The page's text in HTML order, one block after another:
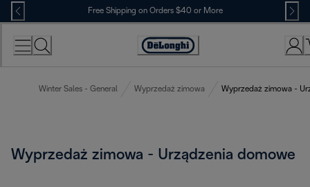
Skip
to
Content
Free Shipping on Orders $40 or More
Accessibility
Winter Sales - General Wyprzedaż zimowa Wyprzedaż zimowa -
Wyprzedaż zimowa - Urządzenia domowe